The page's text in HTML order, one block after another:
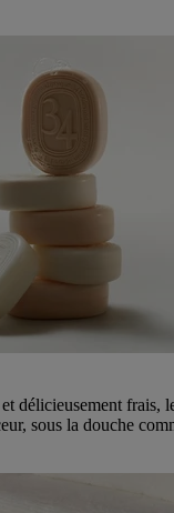
délicieusement frais,
sous la douche